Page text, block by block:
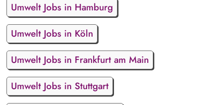
Umwelt Jobs in Hamburg
Umwelt Jobs in Köln
Umwelt Jobs in Frankfurt am Main
Umwelt Jobs in Stuttgart